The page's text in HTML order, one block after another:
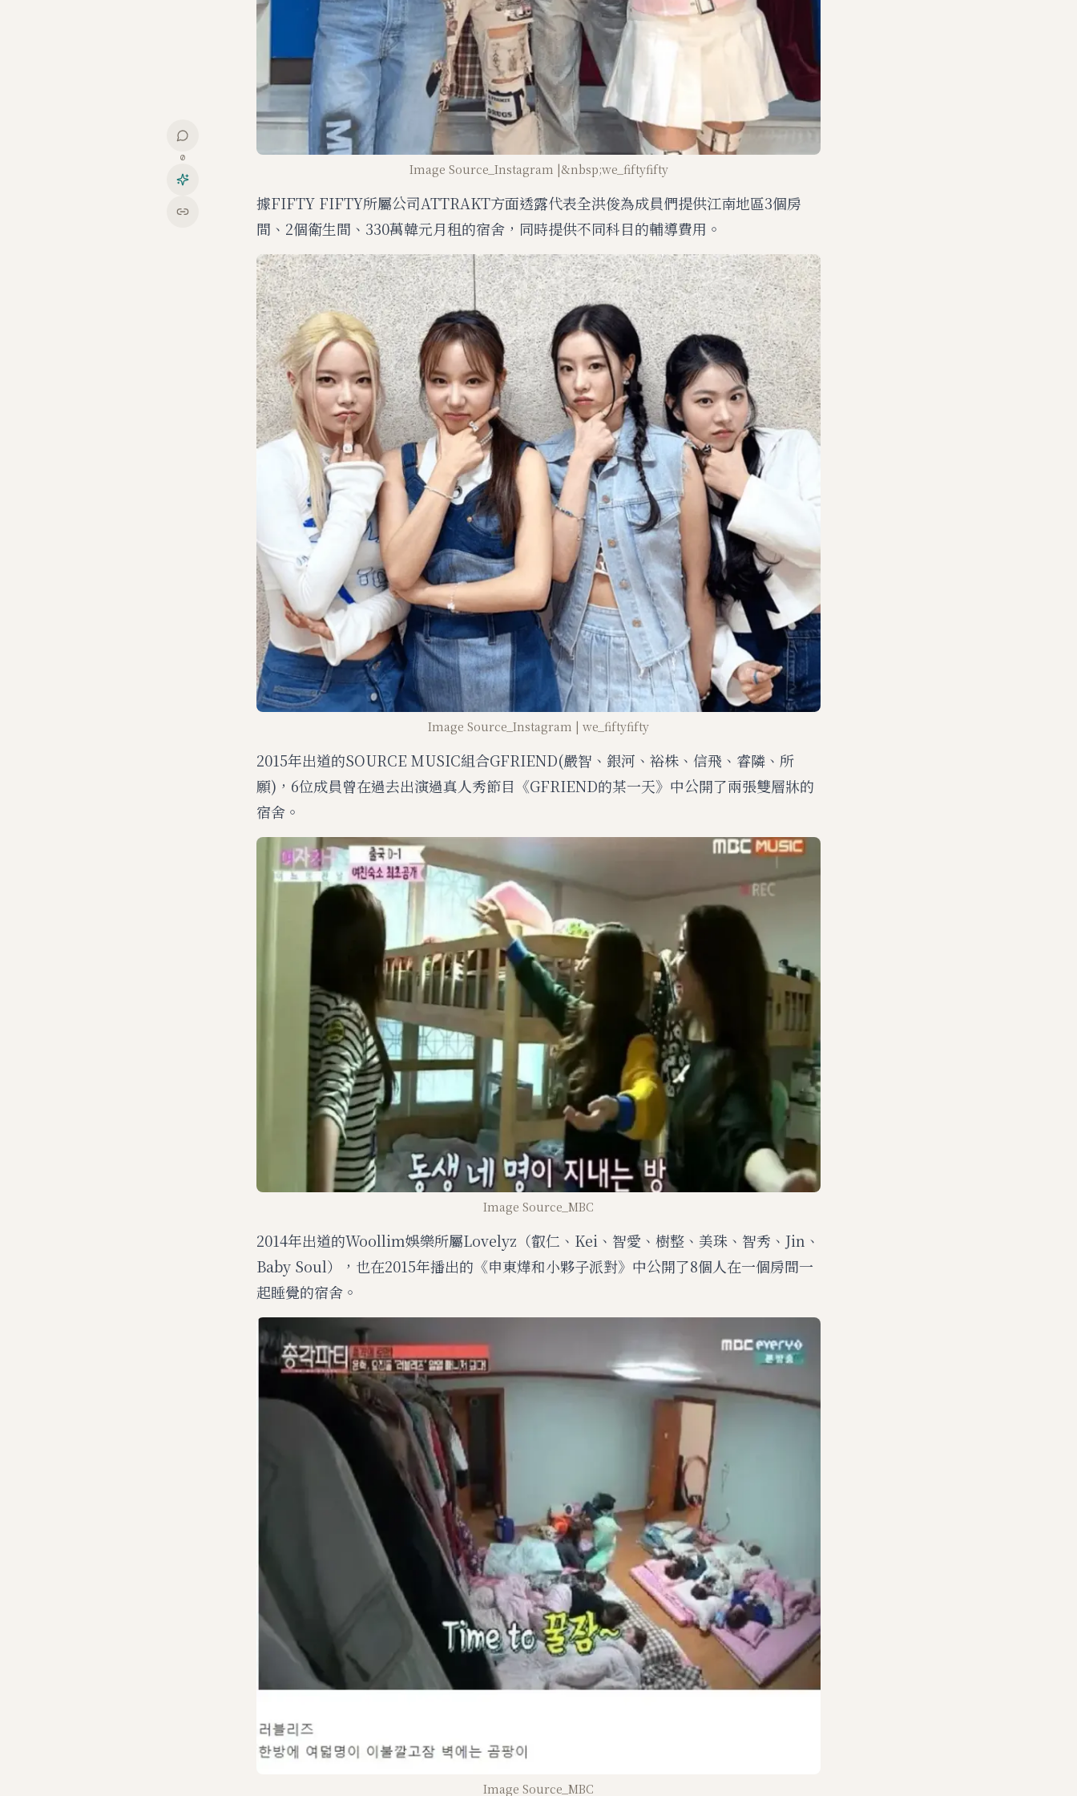
Image Source_Instagram |&nbsp;we_fiftyfifty
據FIFTY FIFTY所屬公司ATTRAKT方面透露代表全洪俊為成員們提供江南地區3個房
間、2個衛生間、330萬韓元月租的宿舍，同時提供不同科目的輔導費用。
Image Source_Instagram | we_fiftyfifty
2015年出道的SOURCE MUSIC組合GFRIEND(嚴智、銀河、裕株、信飛、睿隣、所
願)，6位成員曾在過去出演過真人秀節目《GFRIEND的某一天》中公開了兩張雙層牀的
宿舍。
Image Source_MBC
2014年出道的Woollim娛樂所屬Lovelyz（叡仁、Kei、智愛、樹整、美珠、智秀、Jin、
Baby Soul），也在2015年播出的《申東燁和小夥子派對》中公開了8個人在一個房間一
起睡覺的宿舍。
Image Source_MBC
0